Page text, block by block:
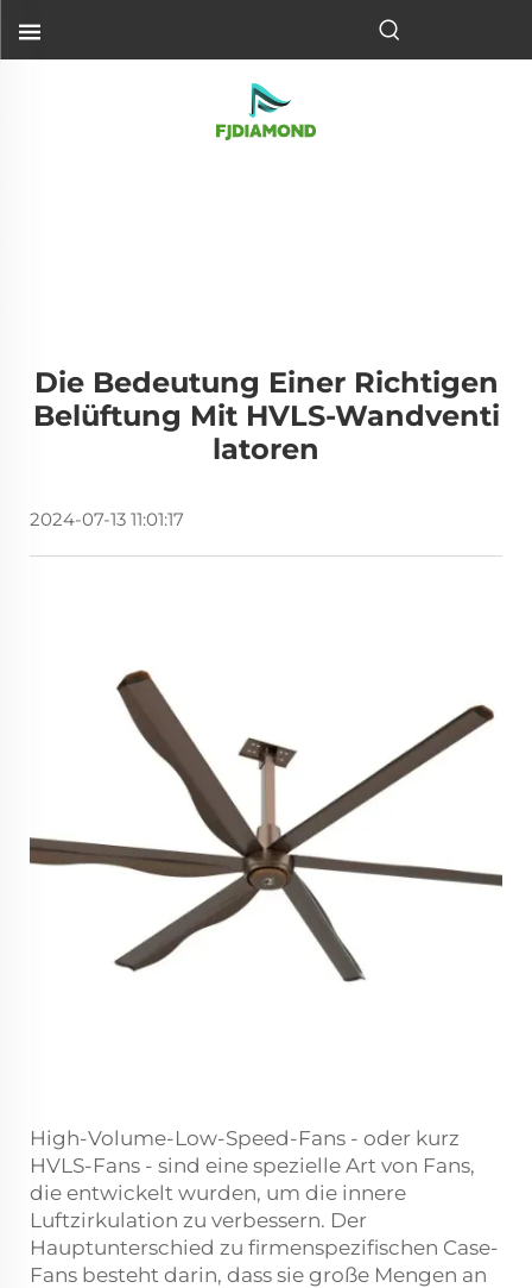
Die Bedeutung Einer Richtigen
Belüftung Mit HVLS-Wandventi
Latoren
2024-07-13 11:01:17
High-Volume-Low-Speed-Fans - oder kurz
HVLS-Fans - sind eine spezielle Art von Fans,
die entwickelt wurden, um die innere
Luftzirkulation zu verbessern. Der
Hauptunterschied zu firmenspezifischen Case-
Fans besteht darin, dass sie große Mengen an